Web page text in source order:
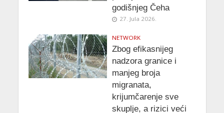
godišnjeg Čeha
27. Jula 2026.
NETWORK
Zbog efikasnijeg
nadzora granice i
manjeg broja
migranata,
krijumčarenje sve
skuplje, a rizici veći